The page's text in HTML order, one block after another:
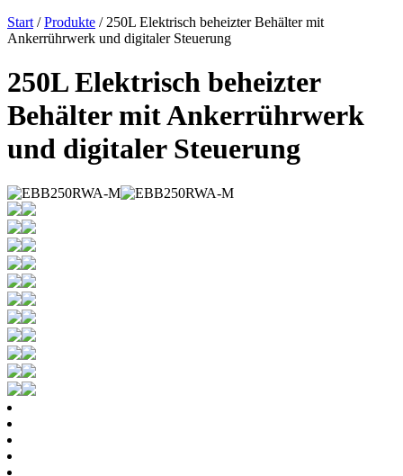
Start /Produkte / 250L Elektrisch beheizter Behälter mit
Ankerrührwerk und digitaler Steuerung
250L Elektrisch beheizter
Behälter mit Ankerrührwerk
und digitaler Steuerung